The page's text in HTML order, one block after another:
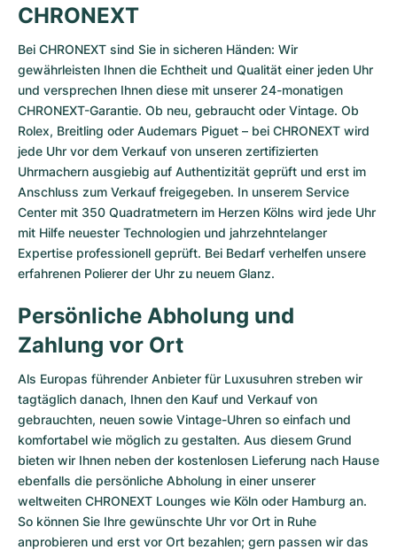
CHRONEXT
Bei CHRONEXT sind Sie in sicheren Händen: Wir
gewährleisten Ihnen die Echtheit und Qualität einer jeden Uhr
und versprechen Ihnen diese mit unserer 24-monatigen
CHRONEXT-Garantie. Ob neu, gebraucht oder Vintage. Ob
Rolex, Breitling oder Audemars Piguet – bei CHRONEXT wird
jede Uhr vor dem Verkauf von unseren zertifizierten
Uhrmachern ausgiebig auf Authentizität geprüft und erst im
Anschluss zum Verkauf freigegeben. In unserem Service
Center mit 350 Quadratmetern im Herzen Kölns wird jede Uhr
mit Hilfe neuester Technologien und jahrzehntelanger
Expertise professionell geprüft. Bei Bedarf verhelfen unsere
erfahrenen Polierer der Uhr zu neuem Glanz.
Persönliche Abholung und
Zahlung vor Ort
Als Europas führender Anbieter für Luxusuhren streben wir
tagtäglich danach, Ihnen den Kauf und Verkauf von
gebrauchten, neuen sowie Vintage-Uhren so einfach und
komfortabel wie möglich zu gestalten. Aus diesem Grund
bieten wir Ihnen neben der kostenlosen Lieferung nach Hause
ebenfalls die persönliche Abholung in einer unserer
weltweiten CHRONEXT Lounges wie Köln oder Hamburg an.
So können Sie Ihre gewünschte Uhr vor Ort in Ruhe
anprobieren und erst vor Ort bezahlen; gern passen wir das